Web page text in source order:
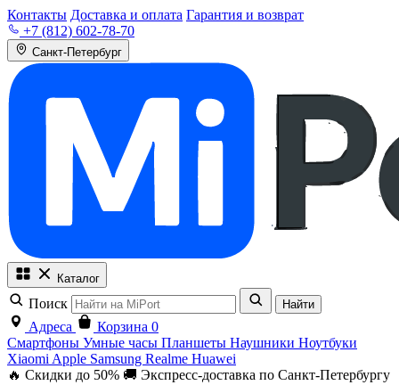
Контакты Доставка и оплата Гарантия и возврат
+7 (812) 602-78-70
Санкт-Петербург
Каталог
Поиск Найти
Адреса Корзина 0
Смартфоны Умные часы Планшеты Наушники Ноутбуки
Xiaomi Apple Samsung Realme Huawei
🔥 Скидки до 50% 🚚 Экспресс-доставка по Санкт-Петербургу